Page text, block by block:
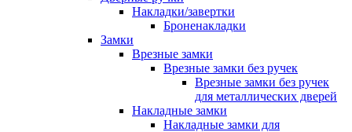
Накладки/завертки
Броненакладки
Замки
Врезные замки
Врезные замки без ручек
Врезные замки без ручек
для металлических дверей
Накладные замки
Накладные замки для